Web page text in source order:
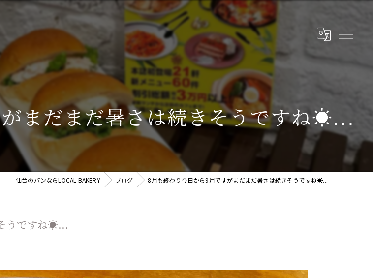
まだまだ暑さは続きそうですね☀...
仙台のパンならLOCAL BAKERY ブログ 8月も終わり今日から9月ですがまだまだ暑さは続きそうですね☀...
うですね☀...